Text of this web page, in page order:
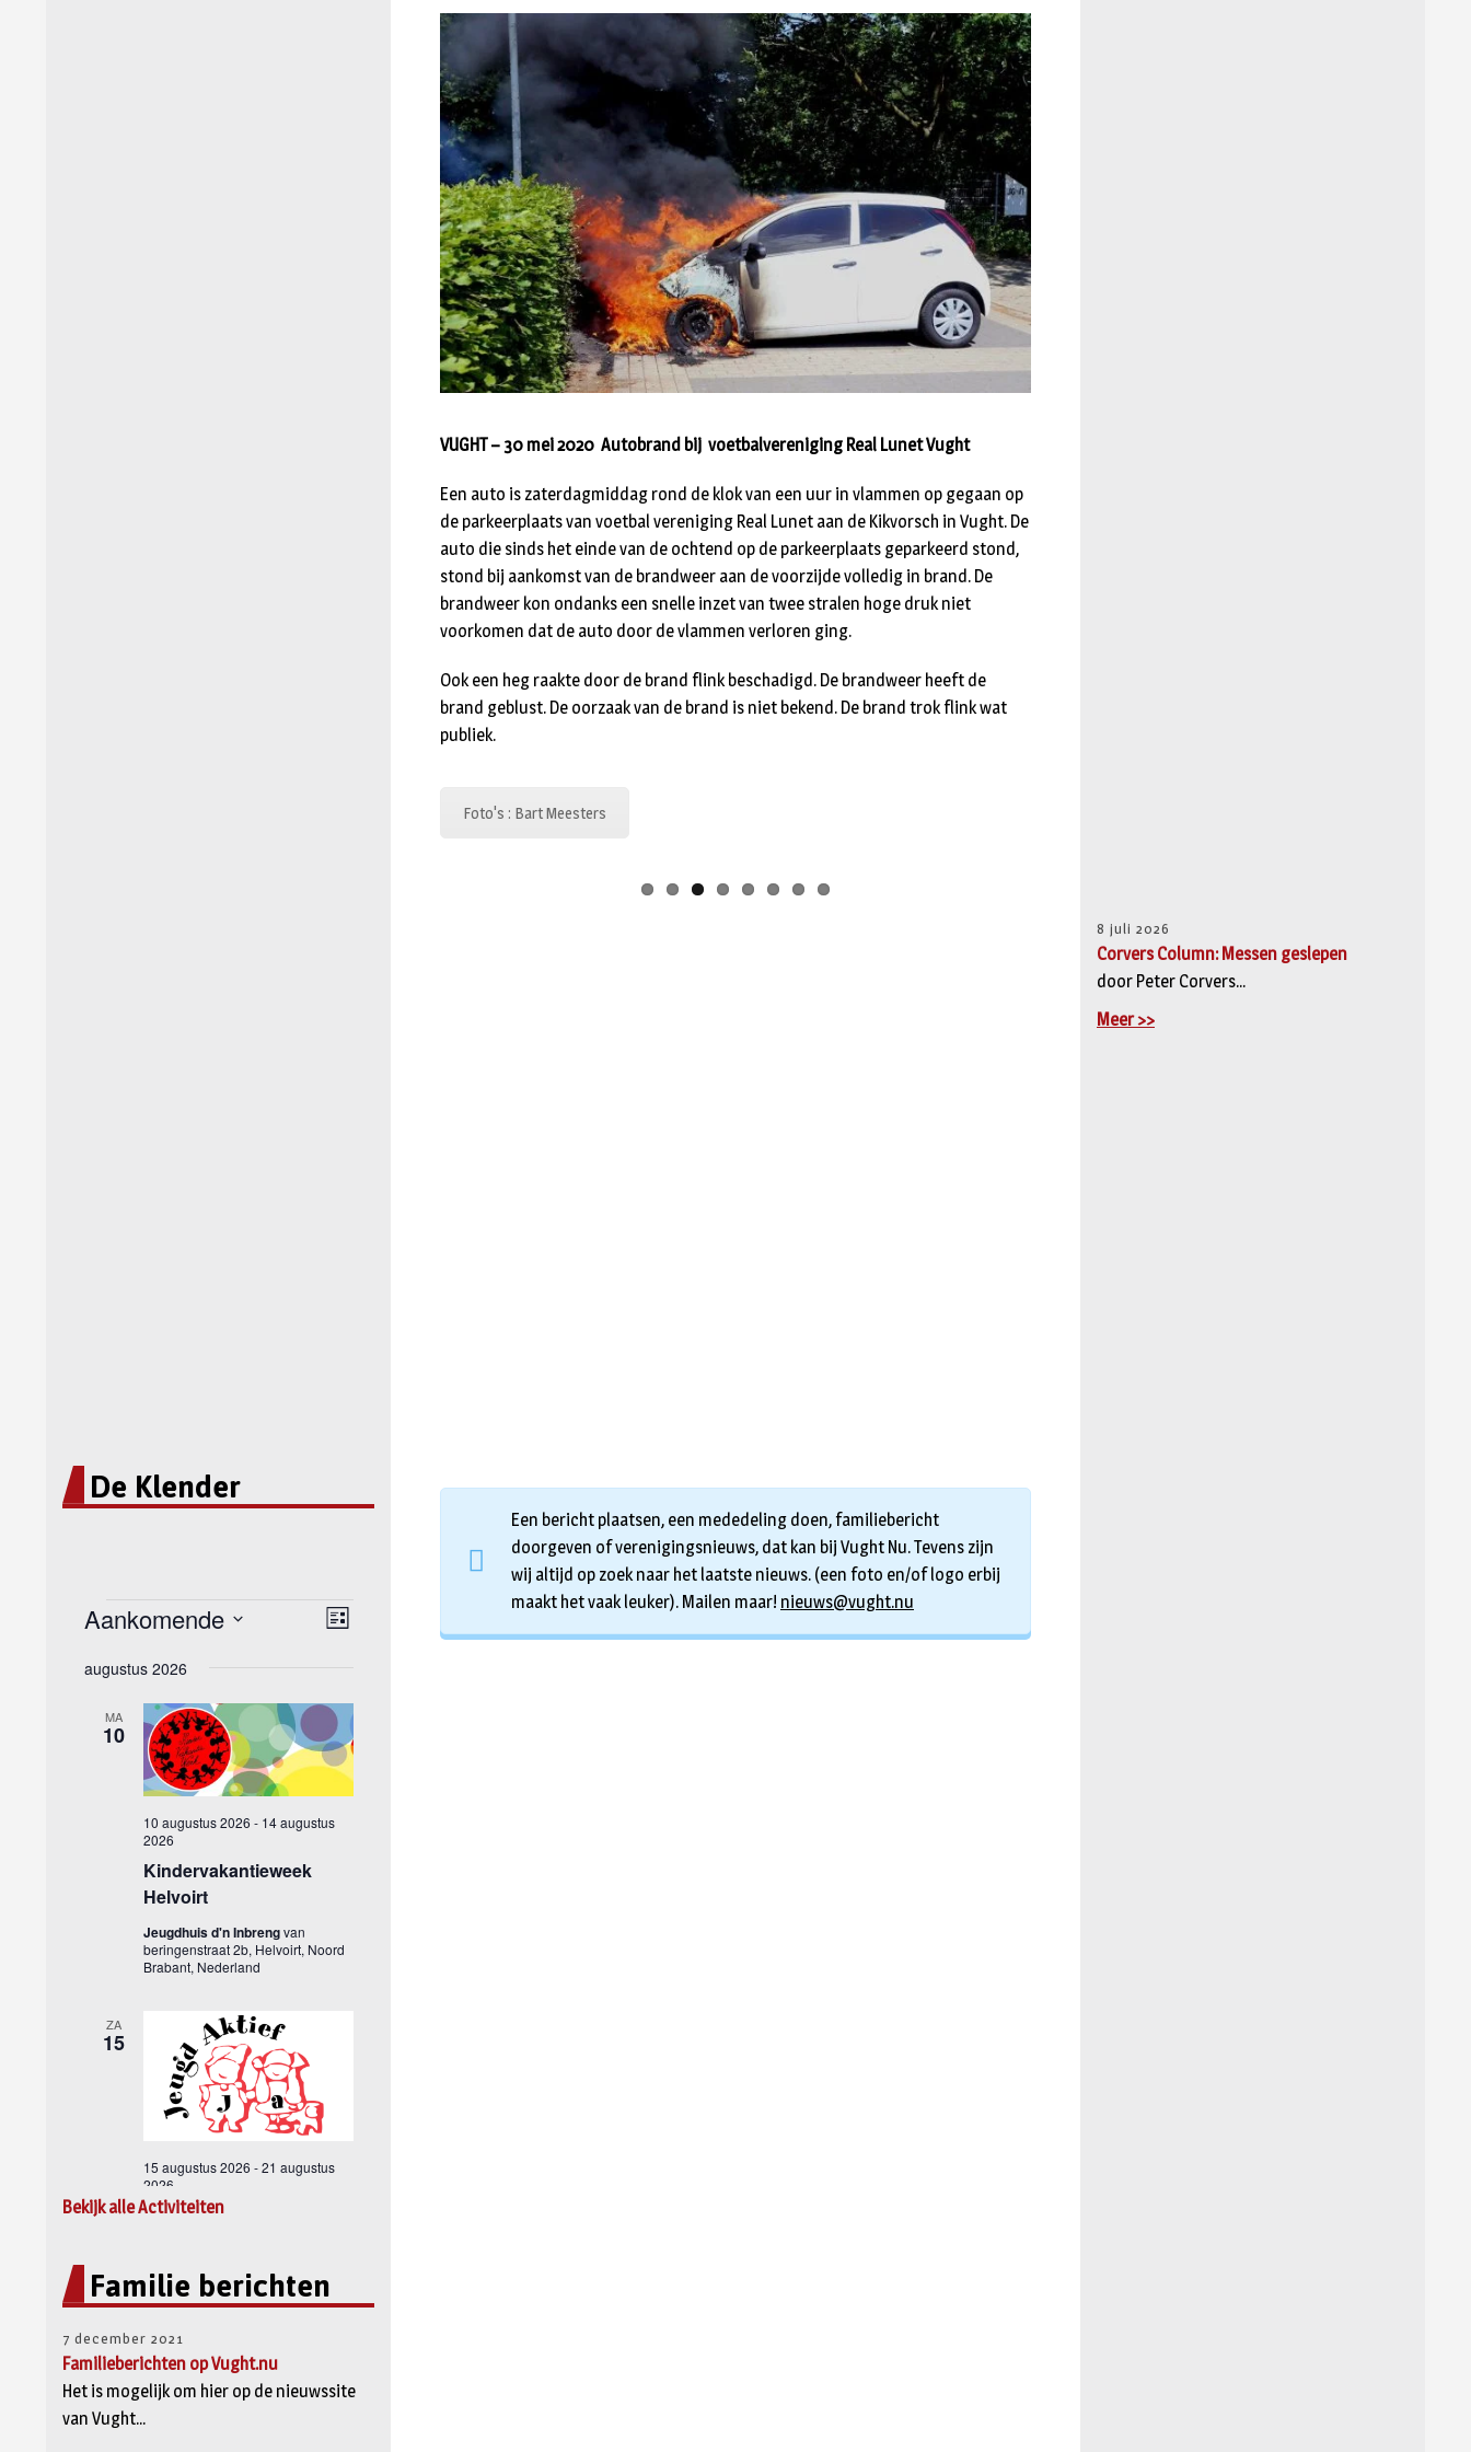
De Klender
Bekijk alle Activiteiten
Familie berichten
7 december 2021
Familieberichten op Vught.nu
Het is mogelijk om hier op de nieuwssite
van Vught...
VUGHT – 30 mei 2020 Autobrand bij voetbalvereniging Real Lunet Vught
Een auto is zaterdagmiddag rond de klok van een uur in vlammen op gegaan op
de parkeerplaats van voetbal vereniging Real Lunet aan de Kikvorsch in Vught. De
auto die sinds het einde van de ochtend op de parkeerplaats geparkeerd stond,
stond bij aankomst van de brandweer aan de voorzijde volledig in brand. De
brandweer kon ondanks een snelle inzet van twee stralen hoge druk niet
voorkomen dat de auto door de vlammen verloren ging.
Ook een heg raakte door de brand flink beschadigd. De brandweer heeft de
brand geblust. De oorzaak van de brand is niet bekend. De brand trok flink wat
publiek.
Foto's : Bart Meesters
8 juli 2026
Corvers Column: Messen geslepen
door Peter Corvers...
Meer >>